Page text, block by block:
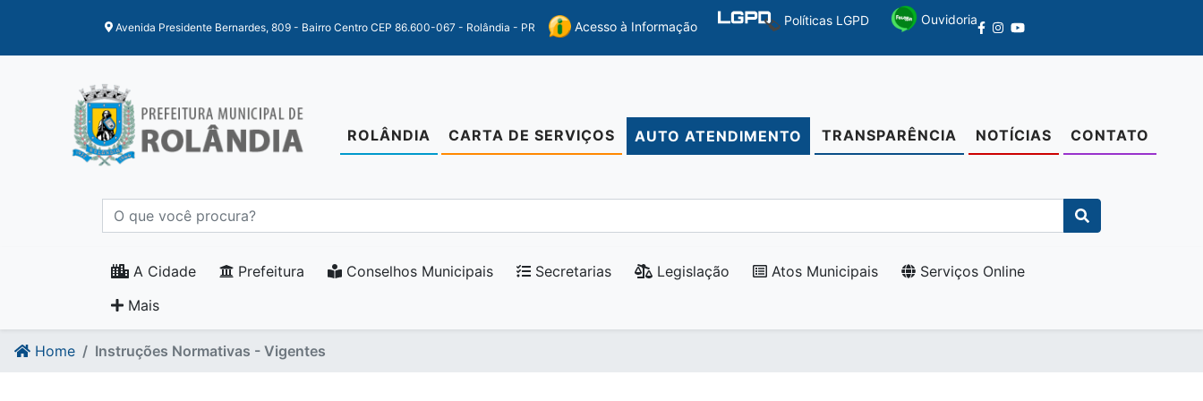
Avenida Presidente Bernardes, 809 - Bairro Centro CEP 86.600-067 - Rolândia - PR Acesso à Informação Políticas LGPD Ouvidoria
ROLÂNDIA CARTA DE SERVIÇOS AUTO ATENDIMENTO TRANSPARÊNCIA NOTÍCIAS CONTATO
A Cidade Prefeitura Conselhos Municipais Secretarias Legislação Atos Municipais
Serviços Online
Mais
Home Instruções Normativas - Vigentes